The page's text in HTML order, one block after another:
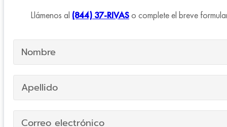
Llámenos al (844) 37-RIVASo complete el breve